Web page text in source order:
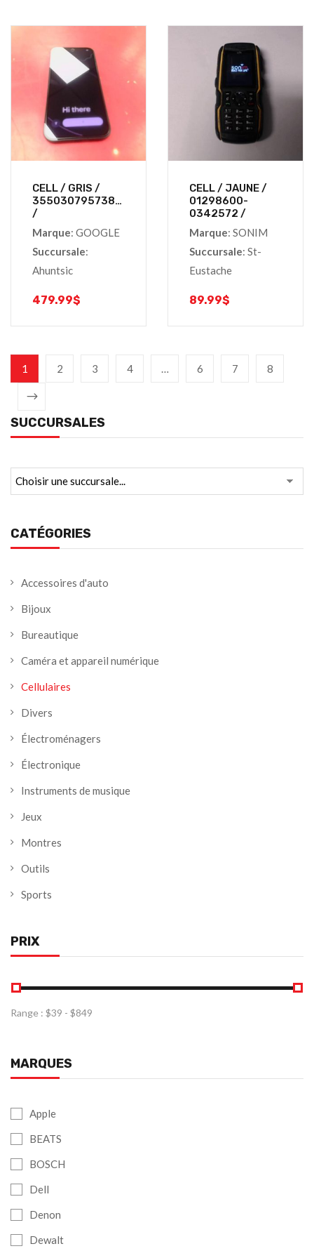
SUCCURSALES
CATÉGORIES
Accessoires d'auto
Bijoux
Bureautique
Caméra et appareil numérique
Cellulaires
Divers
Électroménagers
Électronique
Instruments de musique
Jeux
Montres
Outils
Sports
PRIX
Range : $39 - $849
MARQUES
Apple
BEATS
BOSCH
Dell
Denon
Dewalt
CELL / GRIS /
355030795738739
/
Marque: GOOGLE
Succursale:
Ahuntsic
479.99$
CELL / JAUNE /
01298600-
0342572 /
Marque: SONIM
Succursale: St-
Eustache
89.99$
1 2 3 4 … 6 7 8